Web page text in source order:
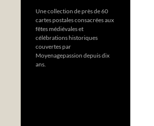
Une collection de près de 60
cartes postales consacrées aux
fêtes médiévales et
célébrations historiques
couvertes par
Moyenagepassion depuis dix
ans.